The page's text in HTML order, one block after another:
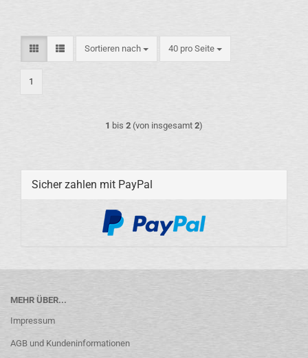
Sortieren nach
Sortieren nach 40 pro Seite
pro Seite
1
1 bis 2 (von insgesamt 2)
Sicher zahlen mit PayPal
MEHR ÜBER...
Impressum
AGB und Kundeninformationen